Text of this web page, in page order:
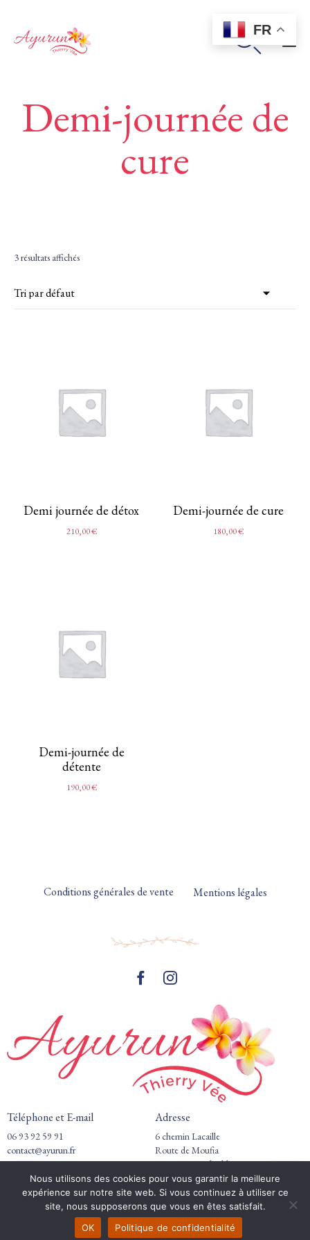

Demi-journée de
cure
3 résultats affichés
Demi journée de détox
210,00€
Demi-journée de cure
180,00€
Demi-journée de
détente
190,00€
Conditions générales de vente Mentions légales
Téléphone et E-mail
06 93 92 59 91
contact@ayurun.fr
Adresse
6 chemin Lacaille
Route de Moufia
97490 Saint-Clotilde
Horaires de pratique
Du lundi au vendredi : 9h00-19h00
Samedi : Selon disponibilités
Réserver
FR
Nous utilisons des cookies pour vous garantir la meilleure
expérience sur notre site web. Si vous continuez à utiliser ce
site, nous supposerons que vous en êtes satisfait.
OK
Politique de confidentialité